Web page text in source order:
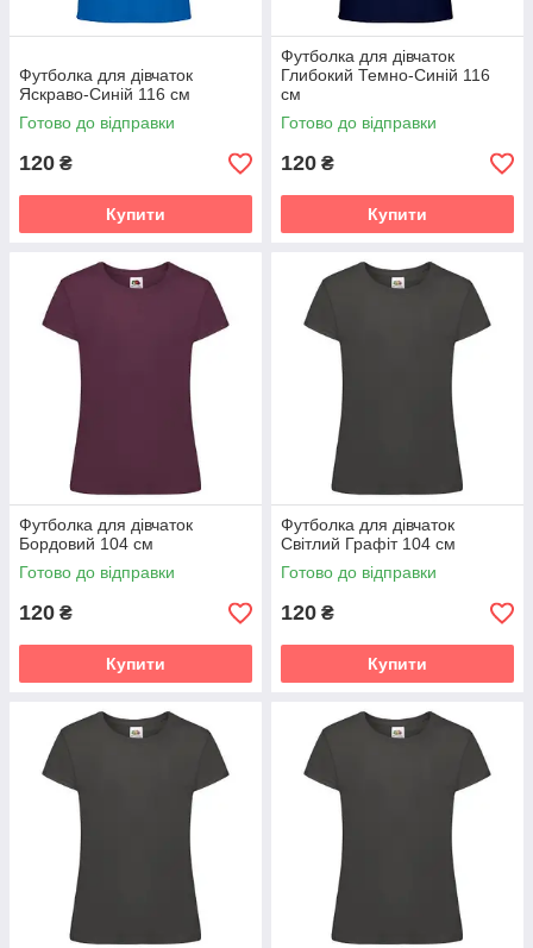
Футболка для дівчаток
Яскраво-Синій 116 см
Готово до відправки
120 ₴
Купити
Футболка для дівчаток
Глибокий Темно-Синій 116
см
Готово до відправки
120 ₴
Купити
Футболка для дівчаток
Бордовий 104 см
Готово до відправки
120 ₴
Купити
Футболка для дівчаток
Світлий Графіт 104 см
Готово до відправки
120 ₴
Купити